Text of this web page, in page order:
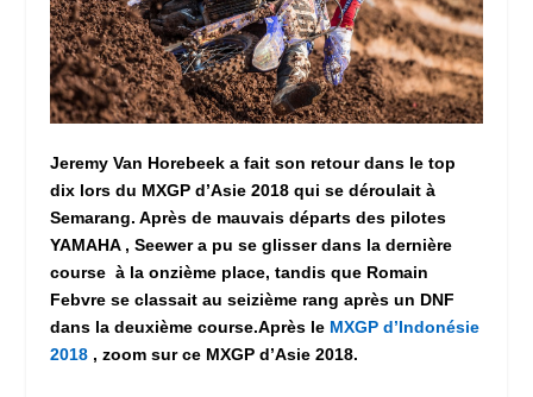
Jeremy Van Horebeek a fait son retour dans le top
dix lors du MXGP d’Asie 2018 qui se déroulait à
Semarang. Après de mauvais départs des pilotes
YAMAHA , Seewer a pu se glisser dans la dernière
course à la onzième place, tandis que Romain
Febvre se classait au seizième rang après un DNF
dans la deuxième course.Après le MXGP d’Indonésie
2018 , zoom sur ce MXGP d’Asie 2018.